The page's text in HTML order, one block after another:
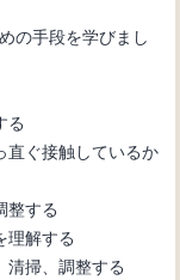
の手段を学びまし
る
直ぐ接触しているか
整する
理解する
清掃、調整する